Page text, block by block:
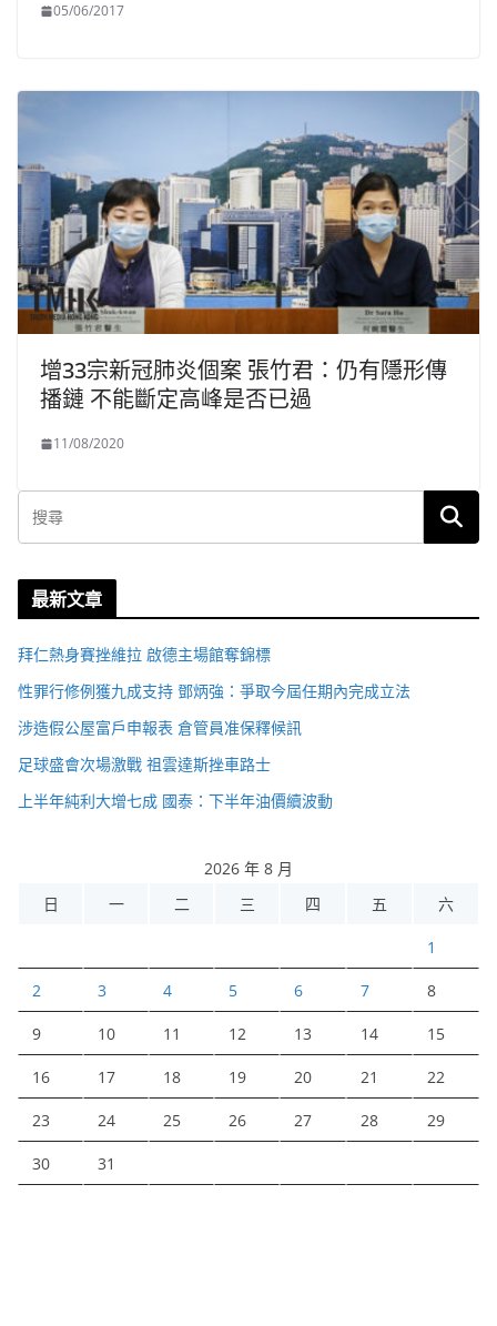
05/06/2017
增33宗新冠肺炎個案 張竹君：仍有隱形傳
播鏈 不能斷定高峰是否已過
11/08/2020
最新文章
拜仁熱身賽挫維拉 啟德主場館奪錦標
性罪行修例獲九成支持 鄧炳強：爭取今屆任期內完成立法
涉造假公屋富戶申報表 倉管員准保釋候訊
足球盛會次場激戰 祖雲達斯挫車路士
上半年純利大增七成 國泰：下半年油價續波動
2026 年 8 月
日
一 二 三 四 五 六
1
2 3 4 5 6 7 8
9 10 11 12 13 14 15
16 17 18 19 20 21 22
23 24 25 26 27 28 29
30 31